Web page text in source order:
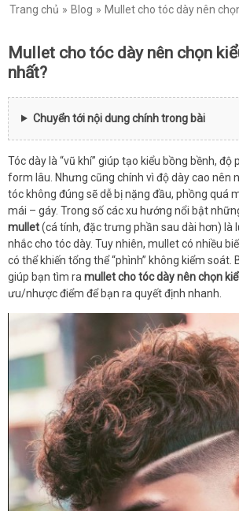
Trang chủ Blog Mullet cho tóc dày nên
Mullet cho tóc dày nên chọn
nhất?
Chuyển tới nội dung chính trong bài
Tóc dày là “vũ khí” giúp tạo kiểu bồng bềnh,
form lâu. Nhưng cũng chính vì độ dày cao nên
tóc không đúng sẽ dễ bị nặng đầu, phồng quá
mái – gáy. Trong số các xu hướng nổi bật
mullet(cá tính, đặc trưng phần sau dài hơn) là
nhắc cho tóc dày. Tuy nhiên, mullet có nhiều
có thể khiến tổng thể “phình” không kiểm soát.
giúp bạn tìm ra mullet cho tóc dày nên chọn
ưu/nhược điểm để bạn ra quyết định nhanh.